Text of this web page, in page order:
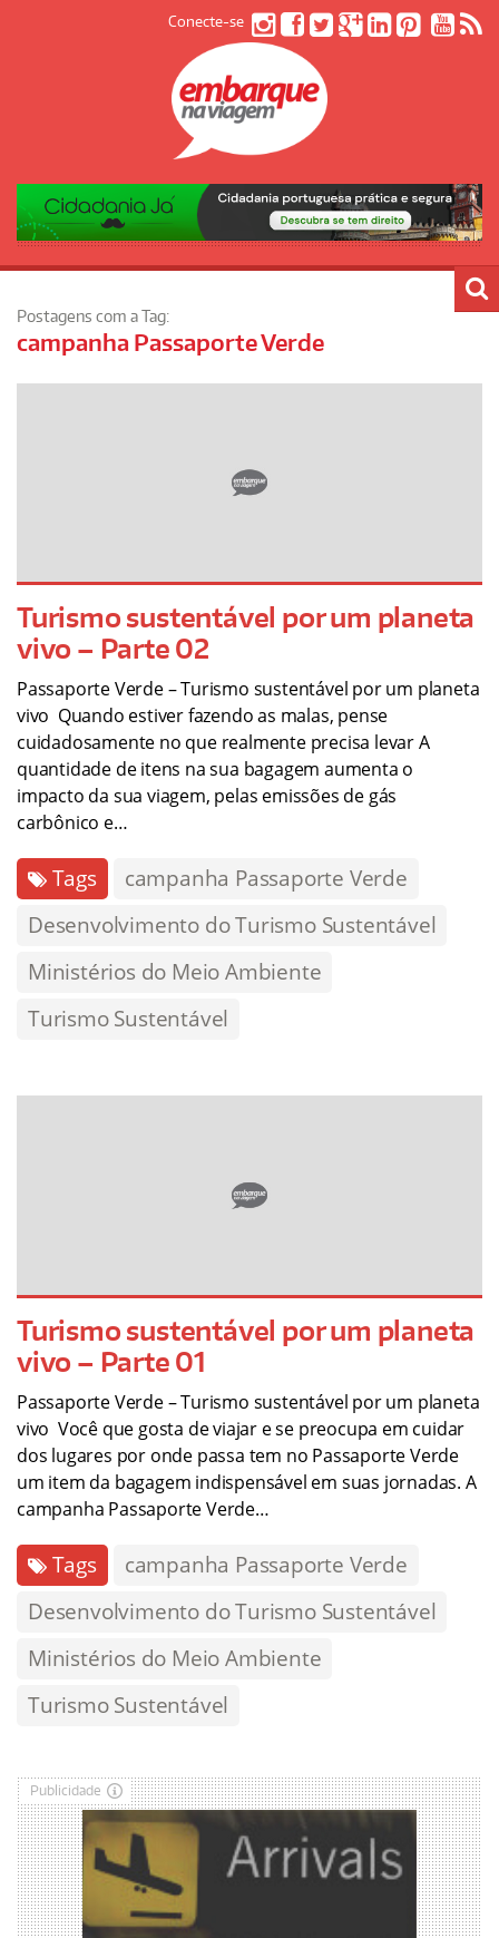
Conecte-se
Postagens com a Tag:
campanha Passaporte Verde
Turismo sustentável por um planeta
vivo – Parte 02
Passaporte Verde – Turismo sustentável por um planeta
vivo Quando estiver fazendo as malas, pense
cuidadosamente no que realmente precisa levar A
quantidade de itens na sua bagagem aumenta o
impacto da sua viagem, pelas emissões de gás
carbônico e…
Tags
campanha Passaporte Verde
Desenvolvimento do Turismo Sustentável
Ministérios do Meio Ambiente
Turismo Sustentável
Turismo sustentável por um planeta
vivo – Parte 01
Passaporte Verde – Turismo sustentável por um planeta
vivo Você que gosta de viajar e se preocupa em cuidar
dos lugares por onde passa tem no Passaporte Verde
um item da bagagem indispensável em suas jornadas. A
campanha Passaporte Verde…
Tags
campanha Passaporte Verde
Desenvolvimento do Turismo Sustentável
Ministérios do Meio Ambiente
Turismo Sustentável
Publicidade